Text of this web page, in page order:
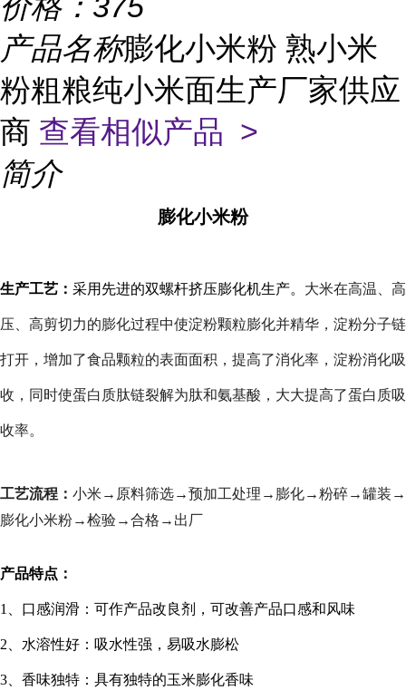
产品名称膨化小米粉 熟小米
粉粗粮纯小米面生产厂家供应
商 查看相似产品 >
简介
膨化小米粉
生产工艺： 采用先进的双螺杆挤压膨化机生产。 大米在高温、高
压、高剪切力的膨化过程中使淀粉颗粒膨化并精华，淀粉分子链
打开，增加了食品颗粒的表面面积，提高了消化率，淀粉消化吸
收，同时使蛋白质肽链裂解为肽和氨基酸，大大提高了蛋白质吸
收率。
工艺流程： 小米→原料筛选→预加工处理→膨化→粉碎→罐装→
膨化小米粉→检验→合格→出厂
产品特点：
1 、口感润滑：可作产品改良剂，可改善产品口感和风味
2 、水溶性好：吸水性强，易吸水膨松
3 、香味独特：具有独特的玉米膨化香味